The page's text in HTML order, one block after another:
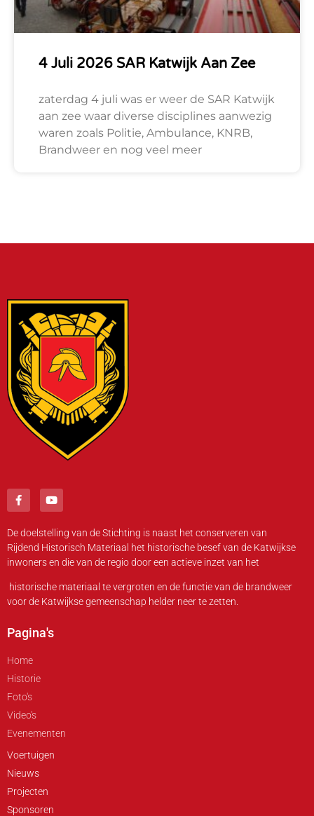
4 Juli 2026 SAR Katwijk Aan Zee
zaterdag 4 juli was er weer de SAR Katwijk
aan zee waar diverse disciplines aanwezig
waren zoals Politie, Ambulance, KNRB,
Brandweer en nog veel meer
De doelstelling van de Stichting is naast het conserveren van
Rijdend Historisch Materiaal het historische besef van de Katwijkse
inwoners en die van de regio door een actieve inzet van het
historische materiaal te vergroten en de functie van de brandweer
voor de Katwijkse gemeenschap helder neer te zetten.
Pagina's
Home
Historie
Foto's
Video's
Evenementen
Voertuigen
Nieuws
Projecten
Sponsoren